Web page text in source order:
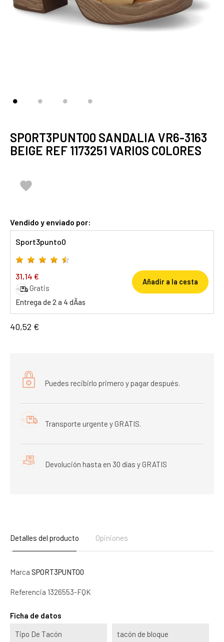
SPORT3PUNTO0 SANDALIA VR6-3163
BEIGE REF 1173251 VARIOS COLORES

Vendido y enviado por:
Sport3punto0
31,14 €
Gratis
Entrega de 2 a 4 dÃ­as
Añadir a la cesta
40,52 €
Puedes recibirlo primero y pagar después.
Transporte urgente y GRATIS.
Devolución hasta en 30 días y GRATIS
Detalles del producto Opiniones
Marca SPORT3PUNTO0
Referencia 1326553-FQK
Ficha de datos
Tipo De Tacón tacón de bloque